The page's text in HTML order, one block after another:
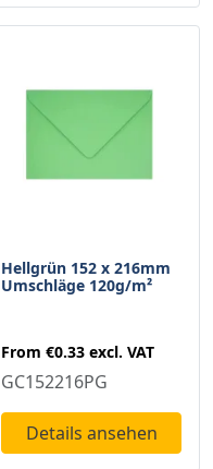
Hellgrün 152 x 216mm
Umschläge 120g/m²
From €0.33 excl. VAT
GC152216PG
Details ansehen